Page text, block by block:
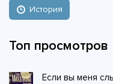
История
Топ просмотров
Если вы меня